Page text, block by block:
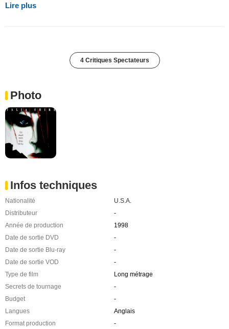
Lire plus
4 Critiques Spectateurs
Photo
Infos techniques
Nationalité
U.S.A.
Distributeur
-
Année de production
1998
Date de sortie DVD
-
Date de sortie Blu-ray
-
Date de sortie VOD
-
Type de film
Long métrage
Secrets de tournage
-
Budget
-
Langues
Anglais
Format production
-